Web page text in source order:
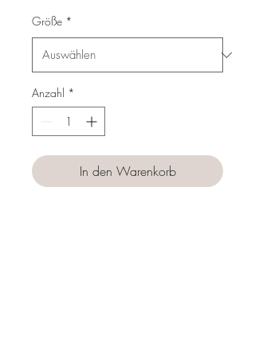
Größe *
Anzahl *
In den Warenkorb